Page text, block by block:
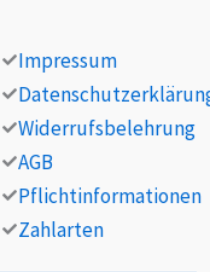
Impressum
Widerrufsbelehrung
AGB
Pflichtinformationen
Zahlarten